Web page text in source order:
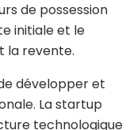
de possession
initiale et le
la revente.
développer et
La startup
technologique